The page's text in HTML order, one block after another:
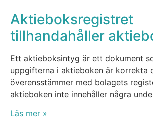
Aktieboksregistret
tillhandahåller
Ett aktieboksintyg är ett dokument
uppgifterna i aktieboken är korrekta
överensstämmer med bolagets
aktieboken inte innehåller några
Läs mer »